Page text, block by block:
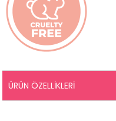
ÜRÜN ÖZELLIKLERI